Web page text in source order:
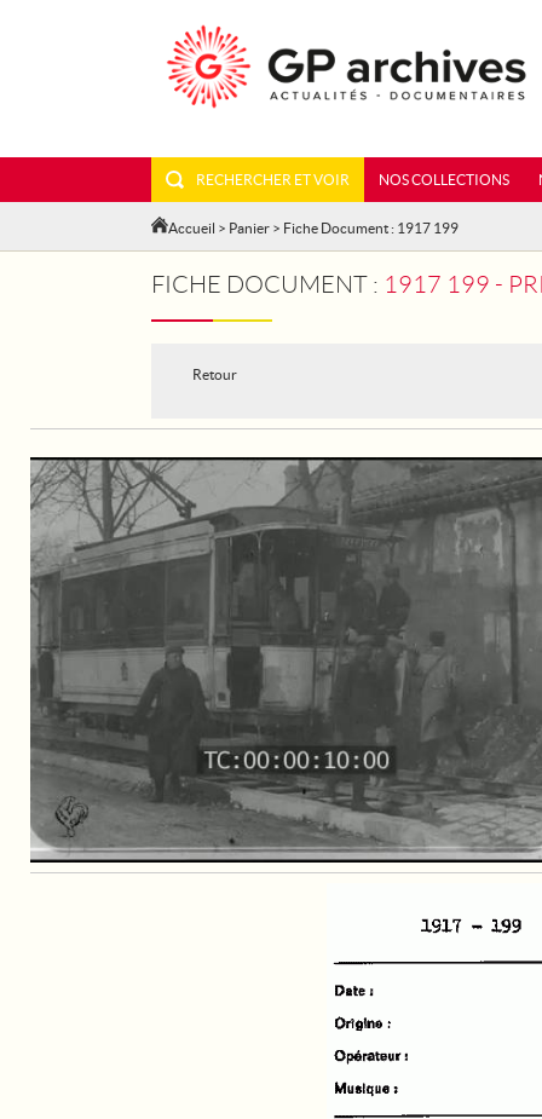
RECHERCHER ET VOIR NOS COLLECTIONS
Accueil > Panier > Fiche Document : 1917 199
FICHE DOCUMENT : 1917 199 -
Retour